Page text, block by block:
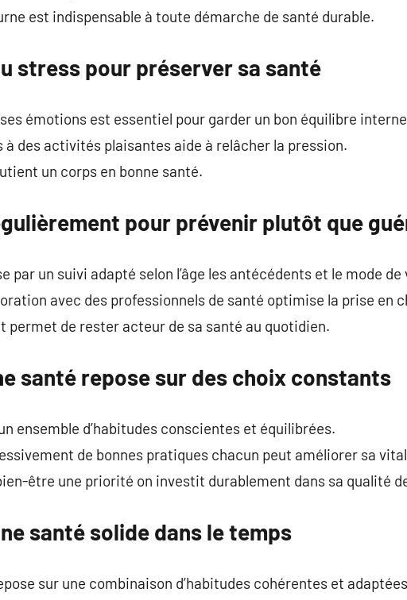
est indispensable à toute démarche de santé durable.
stress pour préserver sa santé
émotions est essentiel pour garder un bon équilibre
à des activités plaisantes aide à relâcher la pression.
un corps en bonne santé.
pour prévenir plutôt que
par un suivi adapté selon l’âge les antécédents et le mode de
avec des professionnels de santé optimise la prise en
permet de rester acteur de sa santé au quotidien.
santé repose sur des choix constants
ensemble d’habitudes conscientes et équilibrées.
de bonnes pratiques chacun peut améliorer sa
être une priorité on investit durablement dans sa qualité
santé solide dans le temps
sur une combinaison d’habitudes cohérentes et